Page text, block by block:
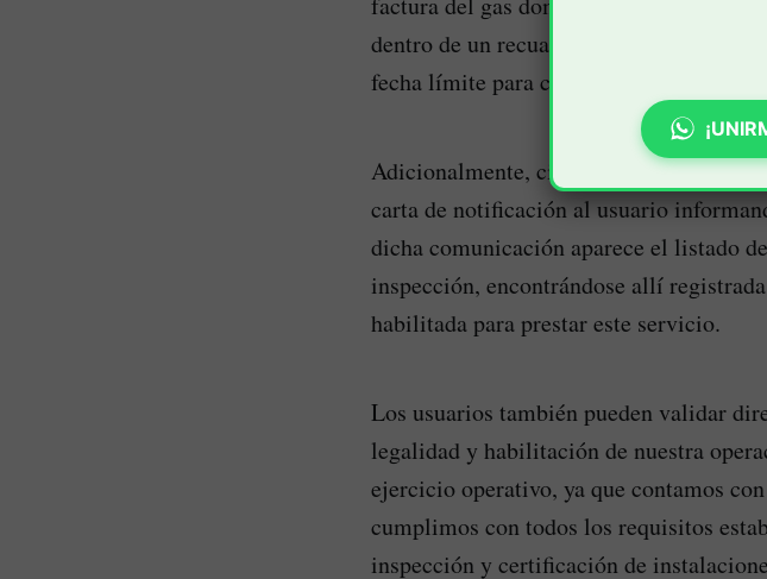
dentro de un recuadro azul identificado
fecha límite para certificar la instalación.
Adicionalmente, cinco meses antes del
carta de notificación al usuario
dicha comunicación aparece el listado
inspección, encontrándose allí
habilitada para prestar este servicio.
Los usuarios también pueden validar
legalidad y habilitación de nuestra
ejercicio operativo, ya que contamos
cumplimos con todos los requisitos
inspección y certificación de